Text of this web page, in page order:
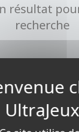
résultat
recherche